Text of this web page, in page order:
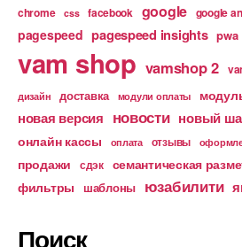
chrome css facebook google google
pagespeed pagespeed insights pwa
vam shop vamshop 2
дизайн доставка модули оплаты
новая версия новости новый
онлайн кассы оплата отзывы
продажи сдэк семантическая
фильтры шаблоны юзабилити
Поиск